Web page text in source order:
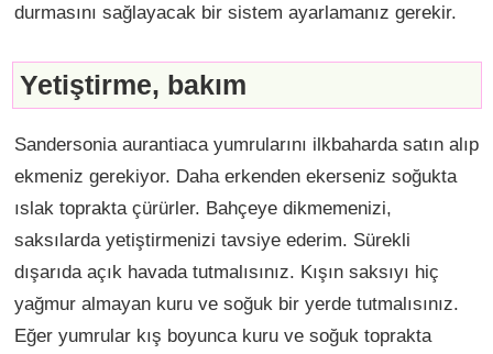
durmasını sağlayacak bir sistem ayarlamanız gerekir.
Yetiştirme, bakım
Sandersonia aurantiaca yumrularını ilkbaharda satın alıp
ekmeniz gerekiyor. Daha erkenden ekerseniz soğukta
ıslak toprakta çürürler. Bahçeye dikmemenizi,
saksılarda yetiştirmenizi tavsiye ederim. Sürekli
dışarıda açık havada tutmalısınız. Kışın saksıyı hiç
yağmur almayan kuru ve soğuk bir yerde tutmalısınız.
Eğer yumrular kış boyunca kuru ve soğuk toprakta